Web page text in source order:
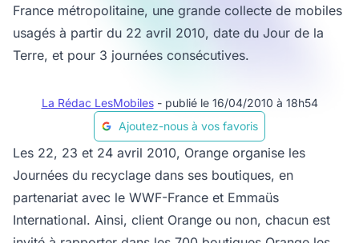
France métropolitaine, une grande collecte de mobiles
usagés à partir du 22 avril 2010, date du Jour de la
Terre, et pour 3 journées consécutives.
La Rédac LesMobiles - publié le 16/04/2010 à 18h54
Ajoutez-nous à vos favoris
Les 22, 23 et 24 avril 2010, Orange organise les
Journées du recyclage dans ses boutiques, en
partenariat avec le WWF-France et Emmaüs
International. Ainsi, client Orange ou non, chacun est